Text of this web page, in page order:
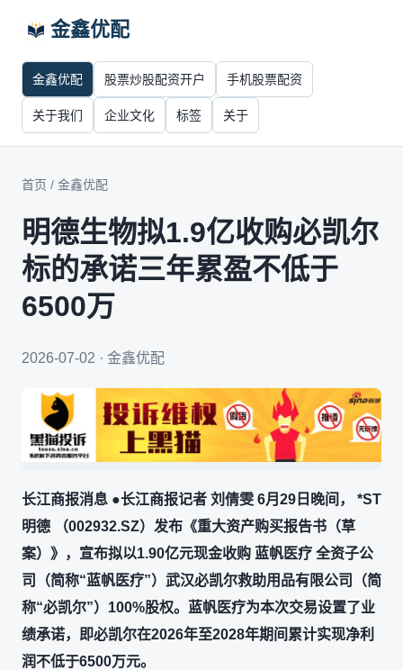
金鑫优配
金鑫优配 股票炒股配资开户 手机股票配资
关于我们 企业文化 标签 关于
首页 / 金鑫优配
明德生物拟1.9亿收购必凯尔
标的承诺三年累盈不低于
6500万
2026-07-02 · 金鑫优配
长江商报消息 ●长江商报记者 刘倩雯 6月29日晚间， *ST
明德 （002932.SZ）发布《重大资产购买报告书（草
案）》，宣布拟以1.90亿元现金收购 蓝帆医疗 全资子公
司（简称“蓝帆医疗”）武汉必凯尔救助用品有限公司（简
称“必凯尔”）100%股权。蓝帆医疗为本次交易设置了业
绩承诺，即必凯尔在2026年至2028年期间累计实现净利
润不低于6500万元。